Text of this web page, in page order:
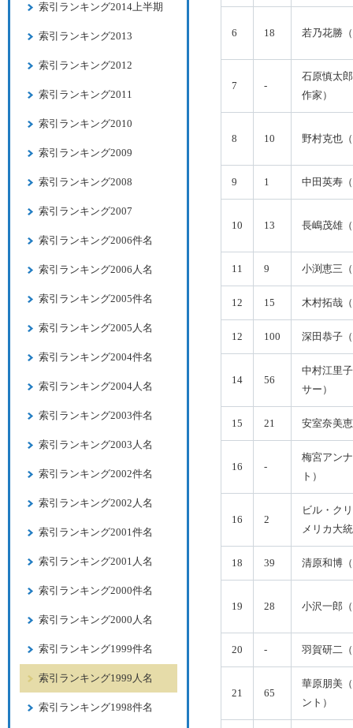
6 18 若乃花勝
7 -
石原慎太
作家）
8 10 野村克也
9 1 中田英寿
10 13 長嶋茂雄
11 9 小渕恵三
12 15 木村拓哉
12 100 深田恭子
14 56
中村江里
サー）
15 21 安室奈美
16 -
梅宮アン
ト）
16 2
ビル・ク
メリカ大
18 39 清原和博
19 28 小沢一郎
20 - 羽賀研二
21 65
華原朋美
ント）
索引ランキング2014上半期
索引ランキング2013
索引ランキング2012
索引ランキング2011
索引ランキング2010
索引ランキング2009
索引ランキング2008
索引ランキング2007
索引ランキング2006件名
索引ランキング2006人名
索引ランキング2005件名
索引ランキング2005人名
索引ランキング2004件名
索引ランキング2004人名
索引ランキング2003件名
索引ランキング2003人名
索引ランキング2002件名
索引ランキング2002人名
索引ランキング2001件名
索引ランキング2001人名
索引ランキング2000件名
索引ランキング2000人名
索引ランキング1999件名
索引ランキング1999人名
索引ランキング1998件名